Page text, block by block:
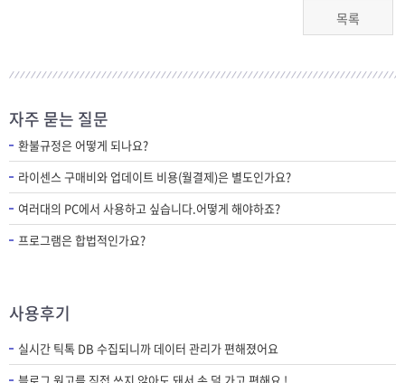
목록
자주 묻는 질문
환불규정은 어떻게 되나요?
라이센스 구매비와 업데이트 비용(월결제)은 별도인가요?
여러대의 PC에서 사용하고 싶습니다.어떻게 해야하죠?
프로그램은 합법적인가요?
사용후기
실시간 틱톡 DB 수집되니까 데이터 관리가 편해졌어요